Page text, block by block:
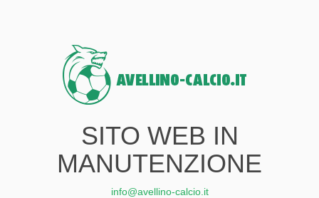
SITO WEB IN
MANUTENZIONE
info@avellino-calcio.it